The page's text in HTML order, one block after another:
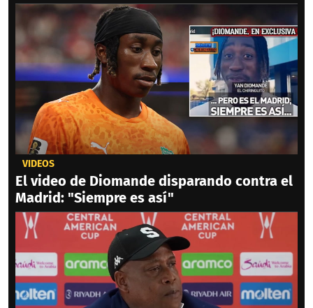
VIDEOS
El video de Diomande disparando contra el
Madrid: "Siempre es así"